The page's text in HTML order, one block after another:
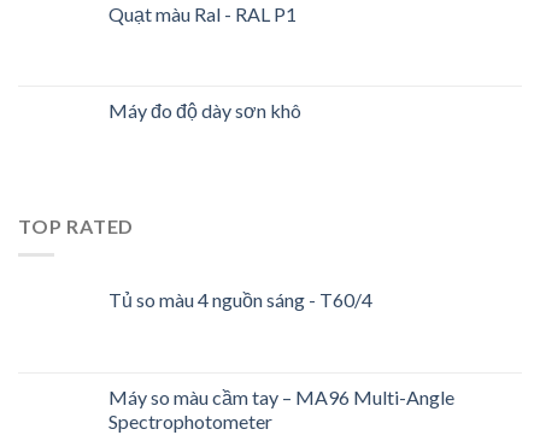
Quạt màu Ral - RAL P1
Máy đo độ dày sơn khô
TOP RATED
Tủ so màu 4 nguồn sáng - T60/4
Máy so màu cầm tay – MA96 Multi-Angle
Spectrophotometer